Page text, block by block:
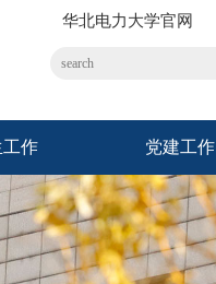
华北电力大学官网
作 党建工作